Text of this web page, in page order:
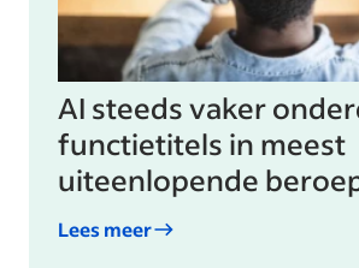
AI steeds vaker
functietitels in meest
uiteenlopende
Lees meer